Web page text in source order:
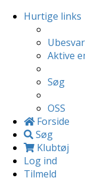
Hurtige links
Aktive
Søg
OSS
Forside
Søg
Klubtøj
Log ind
Tilmeld